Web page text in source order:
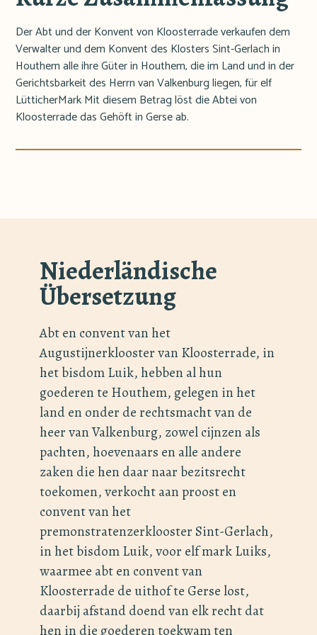
Der Abt und der Konvent von Kloosterrade verkaufen dem
Verwalter und dem Konvent des Klosters Sint-Gerlach in
Houthem alle ihre Güter in Houthem, die im Land und in der
Gerichtsbarkeit des Herrn van Valkenburg liegen, für elf
LütticherMark Mit diesem Betrag löst die Abtei von
Kloosterrade das Gehöft in Gerse ab.
Niederländische
Übersetzung
Abt en convent van het
Augustijnerklooster van Kloosterrade, in
het bisdom Luik, hebben al hun
goederen te Houthem, gelegen in het
land en onder de rechtsmacht van de
heer van Valkenburg, zowel cijnzen als
pachten, hoevenaars en alle andere
zaken die hen daar naar bezitsrecht
toekomen, verkocht aan proost en
convent van het
premonstratenzerklooster Sint-Gerlach,
in het bisdom Luik, voor elf mark Luiks,
waarmee abt en convent van
Kloosterrade de uithof te Gerse lost,
daarbij afstand doend van elk recht dat
hen in die goederen toekwam ten